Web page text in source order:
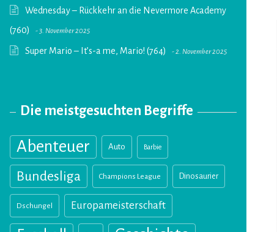
Wednesday – Rückkehr an die Nevermore Academy
(760)
3. November 2025
Super Mario – It’s-a me, Mario! (764) 2. November 2025
Die meistgesuchten Begriffe
Abenteuer Auto Barbie
Bundesliga Champions League Dinosaurier
Dschungel Europameisterschaft